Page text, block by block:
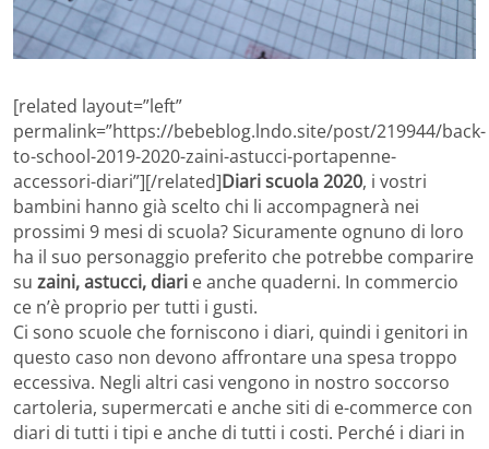
[related layout=”left”
permalink=”https://bebeblog.lndo.site/post/219944/back-
to-school-2019-2020-zaini-astucci-portapenne-
accessori-diari”][/related]Diari scuola 2020, i vostri
bambini hanno già scelto chi li accompagnerà nei
prossimi 9 mesi di scuola? Sicuramente ognuno di loro
ha il suo personaggio preferito che potrebbe comparire
su zaini, astucci, diari e anche quaderni. In commercio
ce n’è proprio per tutti i gusti.
Ci sono scuole che forniscono i diari, quindi i genitori in
questo caso non devono affrontare una spesa troppo
eccessiva. Negli altri casi vengono in nostro soccorso
cartoleria, supermercati e anche siti di e-commerce con
diari di tutti i tipi e anche di tutti i costi. Perché i diari in